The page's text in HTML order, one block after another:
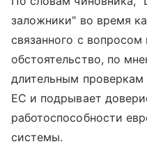
заложники" во время
связанного с
обстоятельство, по
длительным проверкам
ЕС и подрывает
работоспособности
системы.